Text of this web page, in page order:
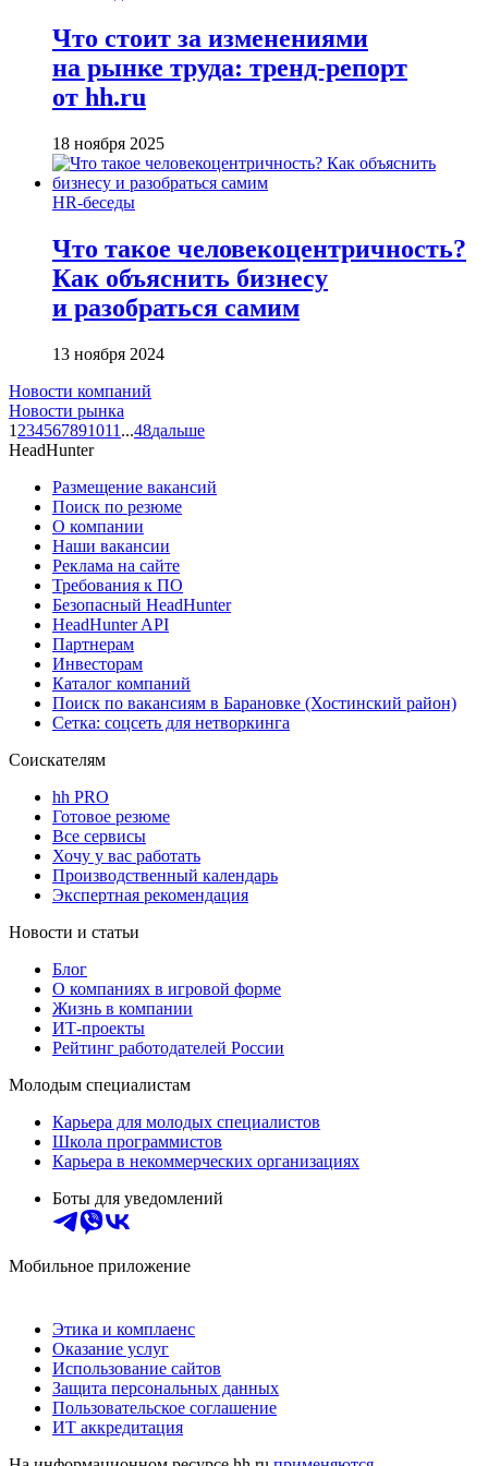
Что стоит за изменениями
на рынке труда: тренд-репорт
от hh.ru
18 ноября 2025
HR-беседы
Что такое человеко­центричность?
Как объяснить бизнесу
и разобраться самим
13 ноября 2024
Новости компаний
Новости рынка
1 234567891011 ...48дальше
HeadHunter
Размещение вакансий
Поиск по резюме
О компании
Наши вакансии
Реклама на сайте
Требования к ПО
Безопасный HeadHunter
HeadHunter API
Партнерам
Инвесторам
Каталог компаний
Поиск по вакансиям в Барановке (Хостинский район)
Сетка: соцсеть для нетворкинга
Соискателям
hh PRO
Готовое резюме
Все сервисы
Хочу у вас работать
Производственный календарь
Экспертная рекомендация
Новости и статьи
Блог
О компаниях в игровой форме
Жизнь в компании
ИТ-проекты
Рейтинг работодателей России
Молодым специалистам
Карьера для молодых специалистов
Школа программистов
Карьера в некоммерческих организациях
Боты для уведомлений
Мобильное приложение
Этика и комплаенс
Оказание услуг
Использование сайтов
Защита персональных данных
Пользовательское соглашение
ИТ аккредитация